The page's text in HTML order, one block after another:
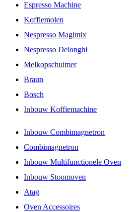
Espresso Machine
Koffiemolen
Nespresso Magimix
Nespresso Delonghi
Melkopschuimer
Braun
Bosch
Inbouw Koffiemachine
Inbouw Combimagnetron
Combimagnetron
Inbouw Multifunctionele Oven
Inbouw Stoomoven
Atag
Oven Accessoires